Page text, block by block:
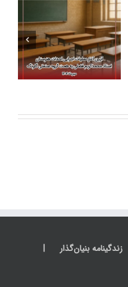
حمایت گروه گلرنگ از
قهرمانان پارادوومیدانی
کشور در میادین جهانی؛
تجلی مسئولیت‌
اجتماعی بخش
خصوصی معتبر در عرصه
ورزش
زندگینامه بنیان‌گذار